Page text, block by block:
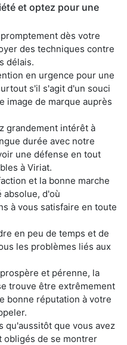
et optez pour une
dès votre
des techniques contre
délais.
en urgence pour une
s'il s'agit d'un souci
image de marque auprès
grandement intérêt à
durée avec notre
une défense en tout
à Viriat.
et la bonne marche
d'où
à vous satisfaire en toute
en peu de temps et de
les problèmes liés aux
et pérenne, la
trouve être extrêmement
bonne réputation à votre
qu'aussitôt que vous avez
obligés de se montrer